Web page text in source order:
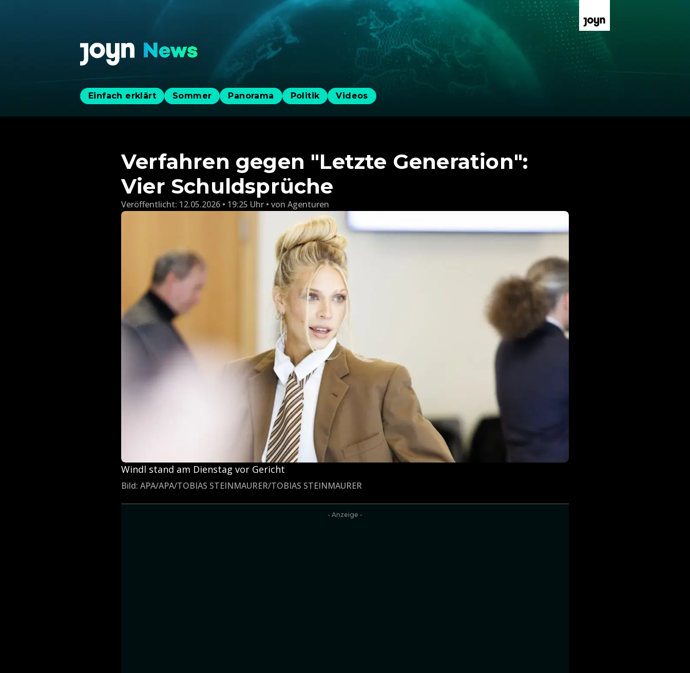
Einfach erklärt Sommer Panorama Politik Videos
Verfahren gegen "Letzte Generation":
Vier Schuldsprüche
Veröffentlicht: 12.05.2026 • 19:25 Uhr von Agenturen
Windl stand am Dienstag vor Gericht
Bild: APA/APA/TOBIAS STEINMAURER/TOBIAS STEINMAURER
- Anzeige -